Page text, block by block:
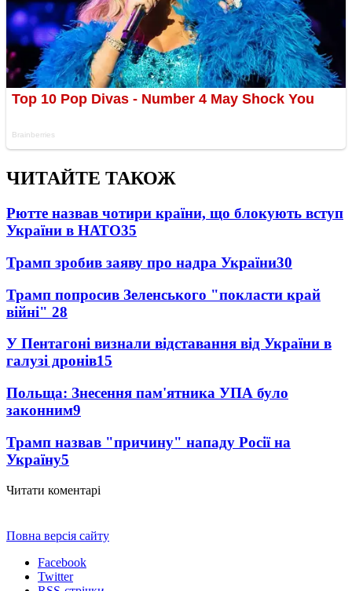
ЧИТАЙТЕ ТАКОЖ
Рютте назвав чотири країни, що блокують вступ
України в НАТО35
Трамп зробив заяву про надра України30
Трамп попросив Зеленського "покласти край
війні" 28
У Пентагоні визнали відставання від України в
галузі дронів15
Польща: Знесення пам'ятника УПА було
законним9
Трамп назвав "причину" нападу Росії на
Україну5
Читати коментарі
Повна версія сайту
Facebook
Twitter